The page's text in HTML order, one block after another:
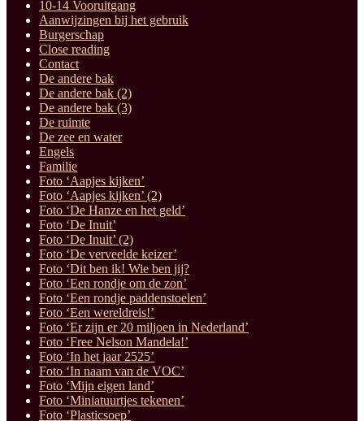
10-14 Vooruitgang
Aanwijzingen bij het gebruik
Burgerschap
Close reading
Contact
De andere bak
De andere bak (2)
De andere bak (3)
De ruimte
De zee en water
Engels
Familie
Foto ‘Aapjes kijken’
Foto ‘Aapjes kijken’ (2)
Foto ‘De Hanze en het geld’
Foto ‘De Inuit’
Foto ‘De Inuit’ (2)
Foto ‘De verveelde keizer’
Foto ‘Dit ben ik! Wie ben jij?
Foto ‘Een rondje om de zon’
Foto ‘Een rondje paddenstoelen’
Foto ‘Een wereldreis!’
Foto ‘Er zijn er 20 miljoen in Nederland’
Foto ‘Free Nelson Mandela!’
Foto ‘In het jaar 2525’
Foto ‘In naam van de VOC’
Foto ‘Mijn eigen land’
Foto ‘Miniatuurtjes tekenen’
Foto ‘Plasticsoep’